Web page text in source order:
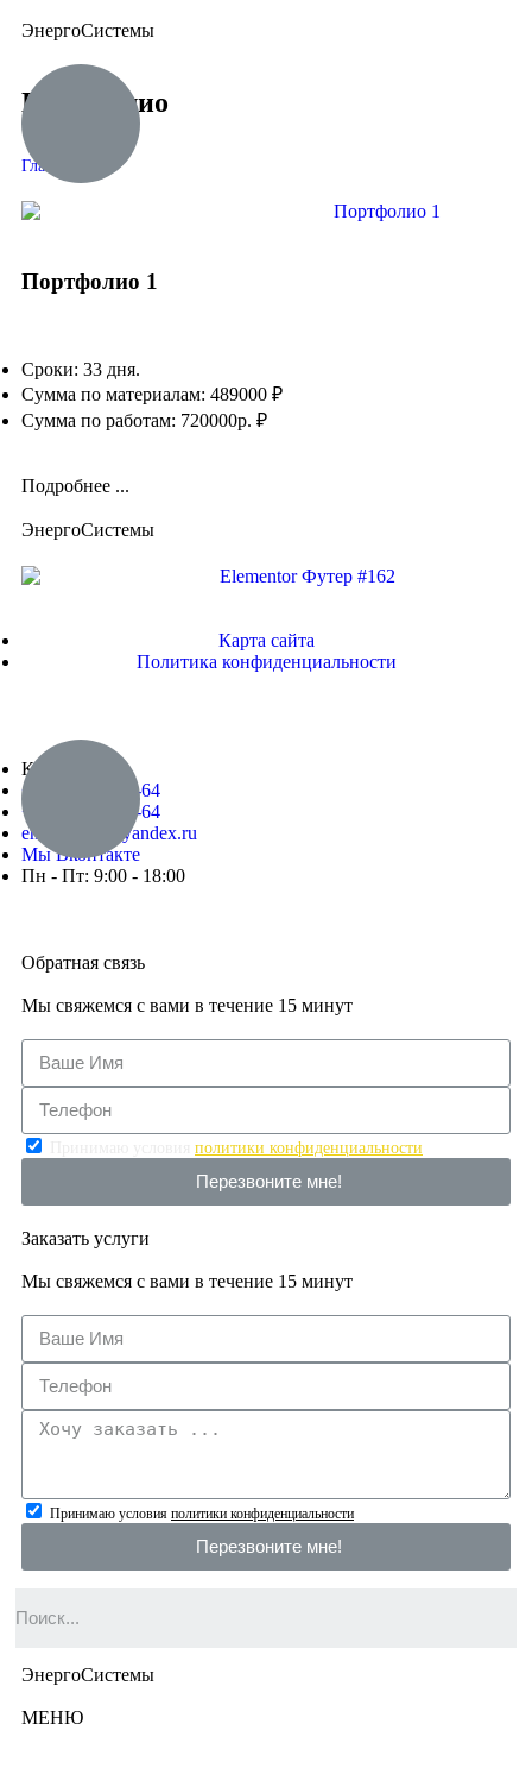
ЭнергоСистемы
Портфолио
Главная
Портфолио 1
Сроки: 33 дня.
Сумма по материалам: 489000 ₽
Сумма по работам: 720000р. ₽
Подробнее ...
ЭнергоСистемы
Карта сайта
Политика конфиденциальности
Кемерово
+7-923-493-78-64
+7-923-493-78-64
energos-42@yandex.ru
Мы Вконтакте
Пн - Пт: 9:00 - 18:00
Обратная связь
Мы свяжемся с вами в течение 15 минут
политики конфиденциальности
Перезвоните мне!
Заказать услуги
Мы свяжемся с вами в течение 15 минут
Принимаю условия политики конфиденциальности
Перезвоните мне!
ЭнергоСистемы
МЕНЮ